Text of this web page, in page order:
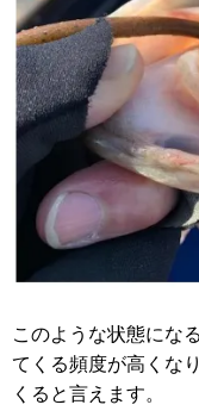
このような状態にな
てくる頻度が高くな
くると言えます。